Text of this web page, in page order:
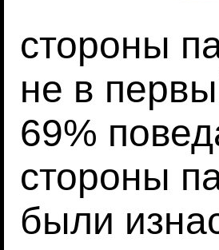
стороны
не в
69%
стороны
были